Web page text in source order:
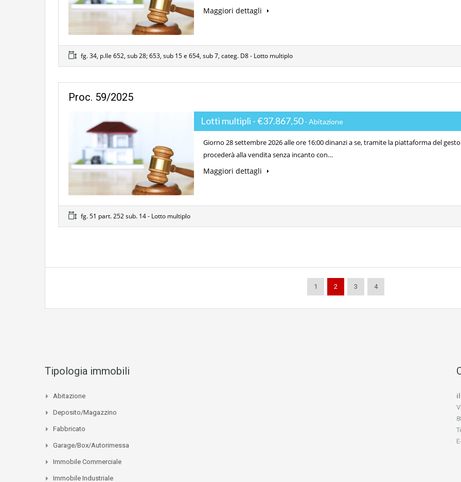
Maggiori dettagli
fg. 34, p.lle 652, sub 28; 653, sub 15 e 654, sub 7, categ. D8 - Lotto multiplo
Proc. 59/2025
Lotti multipli - €37.867,50- Abitazione
Giorno 28 settembre 2026 alle ore 16:00 dinanzi a se, tramite la piattaforma del
procederà alla vendita senza incanto con…
Maggiori dettagli
fg. 51 part. 252 sub. 14 - Lotto multiplo
1 2 3 4
Tipologia immobili
Abitazione
Deposito/Magazzino
Fabbricato
Garage/Box/Autorimessa
Immobile Commerciale
Immobile Industriale